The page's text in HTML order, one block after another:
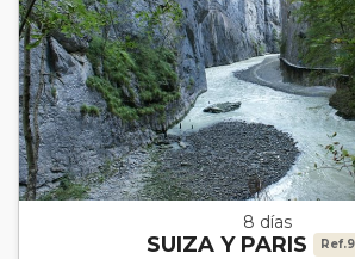
8 días
SUIZA Y PARIS